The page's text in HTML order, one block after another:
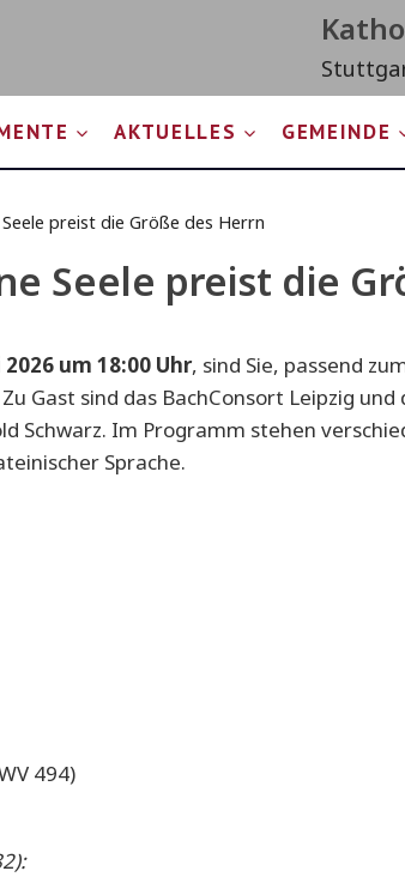
AKTUELLES GEMEINDE
preist die Größe des Herrn
Seele preist die
um 18:00 Uhr, sind Sie, passend
Gast sind das BachConsort Leipzig
Schwarz. Im Programm stehen
Sprache.
494)